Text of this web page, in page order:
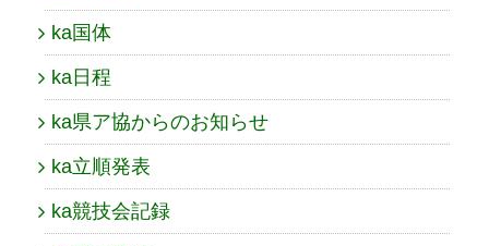
ka国体
ka日程
ka県ア協からのお知らせ
ka立順発表
ka競技会記録